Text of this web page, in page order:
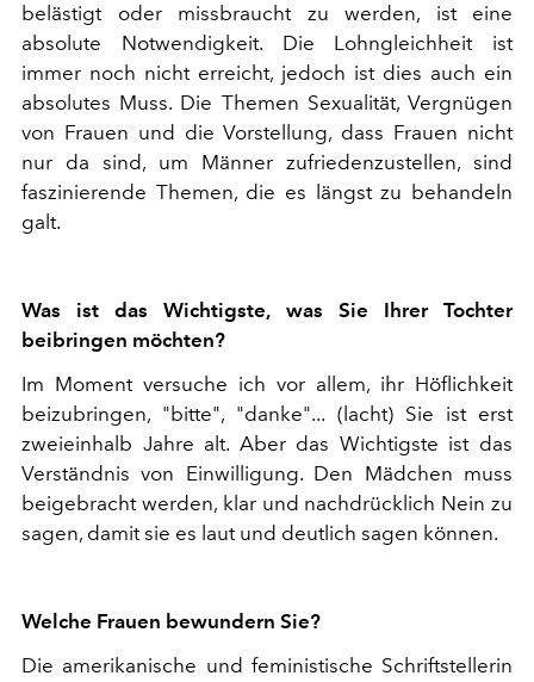
belästigt oder missbraucht zu werden, ist eine
absolute Notwendigkeit. Die Lohngleichheit ist
immer noch nicht erreicht, jedoch ist dies auch ein
absolutes Muss. Die Themen Sexualität, Vergnügen
von Frauen und die Vorstellung, dass Frauen nicht
nur da sind, um Männer zufriedenzustellen, sind
faszinierende Themen, die es längst zu behandeln
galt.
Was ist das Wichtigste, was Sie Ihrer Tochter
beibringen möchten?
Im Moment versuche ich vor allem, ihr Höflichkeit
beizubringen, "bitte", "danke"... (lacht) Sie ist erst
zweieinhalb Jahre alt. Aber das Wichtigste ist das
Verständnis von Einwilligung. Den Mädchen muss
beigebracht werden, klar und nachdrücklich Nein zu
sagen, damit sie es laut und deutlich sagen können.
Welche Frauen bewundern Sie?
Die amerikanische und feministische Schriftstellerin